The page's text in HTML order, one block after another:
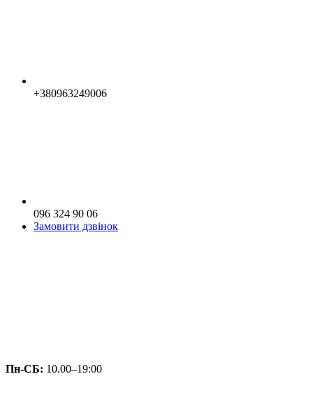
+380963249006
096 324 90 06
Замовити дзвінок
Пн-СБ: 10.00–19:00